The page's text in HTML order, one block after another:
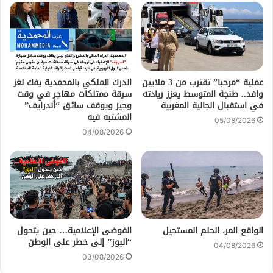
عملية “مرحبا” تقترب من 3 ملايين
وافد.. طنجة المتوسط يعزز ريادته
في استقبال الجالية المغربية
05/08/2026
الدرك الملكي بالمحمدية يفك لغز
سرقة ممتلكات مهاجر في وقت
وجيز ويوقف سائق “أندرايف”
المشتبه فيه
04/08/2026
الواقع المر، الحلم المستحيل
04/08/2026
الفوضى الإعلامية… حين يتحول
“البوز” إلى خطر على الوطن
03/08/2026